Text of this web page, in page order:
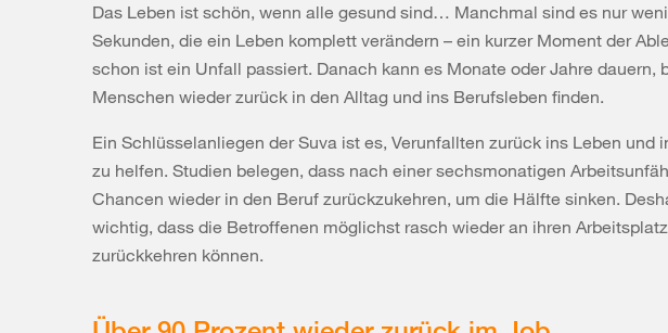
Das Leben ist schön, wenn alle gesund sind… Manchmal sind es nur
Sekunden, die ein Leben komplett verändern – ein kurzer Moment der
schon ist ein Unfall passiert. Danach kann es Monate oder Jahre dauern,
Menschen wieder zurück in den Alltag und ins Berufsleben finden.
Ein Schlüsselanliegen der Suva ist es, Verunfallten zurück ins Leben und
zu helfen. Studien belegen, dass nach einer sechsmonatigen
Chancen wieder in den Beruf zurückzukehren, um die Hälfte sinken.
wichtig, dass die Betroffenen möglichst rasch wieder an ihren Arbeitsplatz
zurückkehren können.